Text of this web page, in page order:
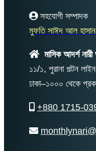
সহযোগী সম্পাদক
মুফতি সাঈদ আল হাসান
মাসিক আদর্শ
১১/১, পুরানা পল্টন
ঢাকা–১০০০ থেকে
+880 1715-